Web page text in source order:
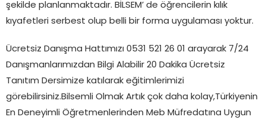
şekilde planlanmaktadır. BİLSEM’ de öğrencilerin kılık
kıyafetleri serbest olup belli bir forma uygulaması yoktur.
Ücretsiz Danışma Hattımızı 0531 521 26 01 arayarak 7/24
Danışmanlarımızdan Bilgi Alabilir 20 Dakika Ücretsiz
Tanıtım Dersimize katılarak eğitimlerimizi
görebilirsiniz.Bilsemli Olmak Artık çok daha kolay,Türkiyenin
En Deneyimli Öğretmenlerinden Meb Müfredatına Uygun